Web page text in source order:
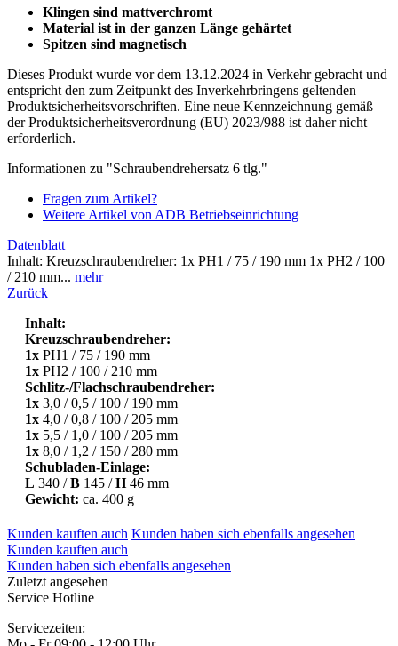
Klingen sind mattverchromt
Material ist in der ganzen Länge gehärtet
Spitzen sind magnetisch
Dieses Produkt wurde vor dem 13.12.2024 in Verkehr gebracht und
entspricht den zum Zeitpunkt des Inverkehrbringens geltenden
Produktsicherheitsvorschriften. Eine neue Kennzeichnung gemäß
der Produktsicherheitsverordnung (EU) 2023/988 ist daher nicht
erforderlich.
Informationen zu "Schraubendrehersatz 6 tlg."
Fragen zum Artikel?
Weitere Artikel von ADB Betriebseinrichtung
Datenblatt
Inhalt: Kreuzschraubendreher: 1x PH1 / 75 / 190 mm 1x PH2 / 100
/ 210 mm... mehr
Zurück
Inhalt:
Kreuzschraubendreher:
1x PH1 / 75 / 190 mm
1x PH2 / 100 / 210 mm
Schlitz-/Flachschraubendreher:
1x 3,0 / 0,5 / 100 / 190 mm
1x 4,0 / 0,8 / 100 / 205 mm
1x 5,5 / 1,0 / 100 / 205 mm
1x 8,0 / 1,2 / 150 / 280 mm
Schubladen-Einlage:
L 340 /B 145 /H46 mm
Gewicht: ca. 400 g
Kunden kauften auch Kunden haben sich ebenfalls angesehen
Kunden kauften auch
Kunden haben sich ebenfalls angesehen
Zuletzt angesehen
Service Hotline
Servicezeiten: